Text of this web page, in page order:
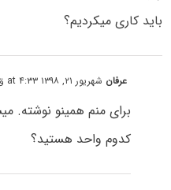
باید کاری میکردیم؟
عرفان شهریور ۲۱, ۱۳۹۸ at ۴:۳۳ ق٫ظ
برای منم همینو نوشته.
کدوم واحد هستید؟